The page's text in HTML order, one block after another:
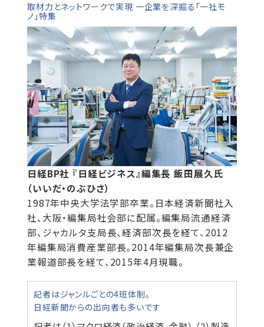
取材力とネットワークで実現 一企業を深掘る「一社モ
ノ」特集
日経BP社 『日経ビジネス』編集長 飯田展久氏
（いいだ・のぶひさ）
1987年中央大学法学部卒業。日本経済新聞社入
社、大阪・編集局社会部に配属。編集局流通経済
部、ジャカルタ支局長、経済部次長を経て、2012
年編集局消費産業部長。2014年編集局次長兼企
業報道部長を経て、2015年4月現職。
記者はジャンルごとの4班体制。
日経新聞からの出向者も多いです